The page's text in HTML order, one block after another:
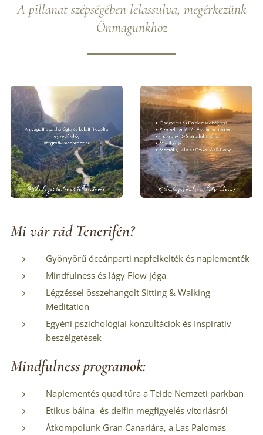
A pillanat szépségében lelassulva, megérkezünk
Önmagunkhoz
Mi vár rád Tenerifén?
Gyönyörű óceánparti napfelkelték és naplementék
Mindfulness és lágy Flow jóga
Légzéssel összehangolt Sitting & Walking
Meditation
Egyéni pszichológiai konzultációk és Inspiratív
beszélgetések
Mindfulness programok:
Naplementés quad túra a Teide Nemzeti parkban
Etikus bálna- és delfin megfigyelés vitorlásról
Átkompolunk Gran Canariára, a Las Palomas